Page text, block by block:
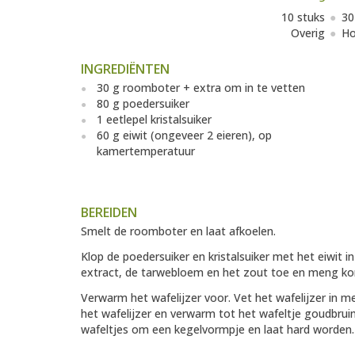
10 stuks
Overig
INGREDIËNTEN
30 g roomboter + extra om in te vetten
80 g poedersuiker
1 eetlepel kristalsuiker
60 g eiwit (ongeveer 2 eieren), op
kamertemperatuur
BEREIDEN
Smelt de roomboter en laat afkoelen.
Klop de poedersuiker en kristalsuiker met het eiwit
extract, de tarwebloem en het zout toe en meng
Verwarm het wafelijzer voor. Vet het wafelijzer in
het wafelijzer en verwarm tot het wafeltje
wafeltjes om een kegelvormpje en laat hard worden.